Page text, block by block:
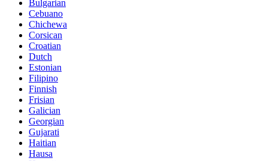
Bulgarian
Cebuano
Chichewa
Corsican
Croatian
Dutch
Estonian
Filipino
Finnish
Frisian
Galician
Georgian
Gujarati
Haitian
Hausa